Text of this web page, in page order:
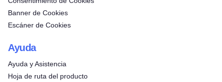
Banner de Cookies
Escáner de Cookies
Ayuda
Ayuda y Asistencia
Hoja de ruta del producto